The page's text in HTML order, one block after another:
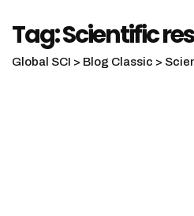
Tag: Scientific
Global SCI > Blog Classic >